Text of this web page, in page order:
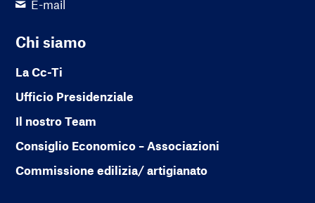
E-mail
Chi siamo
La Cc-Ti
Ufficio Presidenziale
Il nostro Team
Consiglio Economico – Associazioni
Commissione edilizia/ artigianato